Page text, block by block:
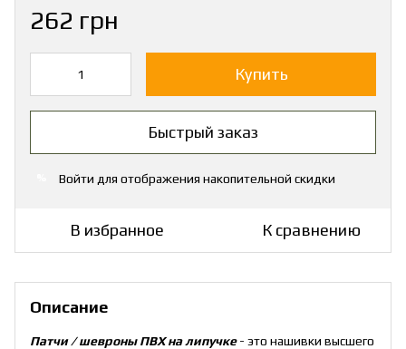
262 грн
Купить
Быстрый заказ
Войти для отображения накопительной скидки
В избранное К сравнению
Описание
Патчи / шевроны ПВХ на липучке- это нашивки высшего